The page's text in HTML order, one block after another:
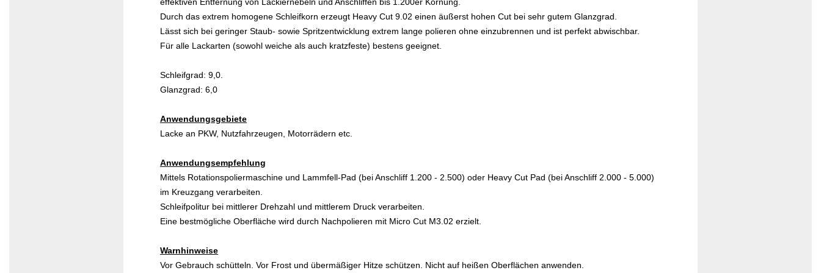
Durch das extrem homogene Schleifkorn erzeugt Heavy Cut 9.02 einen äußerst hohen Cut bei sehr gutem Glanzgrad.
Lässt sich bei geringer Staub- sowie Spritzentwicklung extrem lange polieren ohne einzubrennen und ist perfekt abwischbar.
Für alle Lackarten (sowohl weiche als auch kratzfeste) bestens geeignet.
Schleifgrad: 9,0.
Glanzgrad: 6,0
Anwendungsgebiete
Lacke an PKW, Nutzfahrzeugen, Motorrädern etc.
Anwendungsempfehlung
Mittels Rotationspoliermaschine und Lammfell-Pad (bei Anschliff 1.200 - 2.500) oder Heavy Cut Pad (bei Anschliff 2.000 - 5.000)
im Kreuzgang verarbeiten.
Schleifpolitur bei mittlerer Drehzahl und mittlerem Druck verarbeiten.
Eine bestmögliche Oberfläche wird durch Nachpolieren mit Micro Cut M3.02 erzielt.
Warnhinweise
Vor Gebrauch schütteln. Vor Frost und übermäßiger Hitze schützen. Nicht auf heißen Oberflächen anwenden.